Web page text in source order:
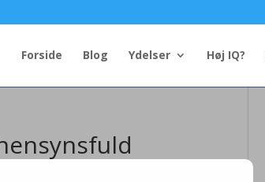
Forside Blog Ydelser Høj IQ?